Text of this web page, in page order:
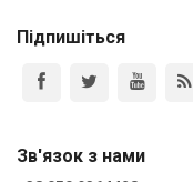
Підпишіться
Зв'язок з нами